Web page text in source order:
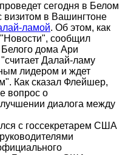
сегодня в Белом
визитом в Вашингтоне
ламой. Об этом, как
сообщил
Белого дома Ари
Далай-ламу
лидером и ждет
Как сказал Флейшер,
вопрос о
диалога между
с госсекретарем США